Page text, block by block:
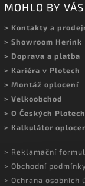
MOHLO BY
> Kontakty a
> Showroom Herink
> Doprava a platba
> Kariéra v Plotech
> Montáž oplocení
> Velkoobchod
> O Českých Plotech
> Kalkulátor
> Reklamační
> Obchodní
> Ochrana osobních